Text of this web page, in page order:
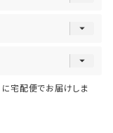
に宅配便でお届けしま